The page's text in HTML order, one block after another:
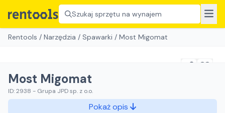
Szukaj sprzętu na wynajem
Rentools / Narzędzia / Spawarki / Most Migomat
Most Migomat
ID:2938 - Grupa JPD sp. z o.o.
Pokaż opis